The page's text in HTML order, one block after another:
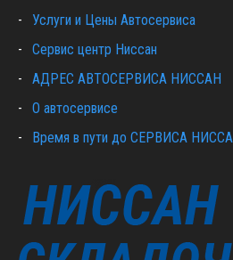
Услуги и Цены Автосервиса
Сервис центр Ниссан
АДРЕС АВТОСЕРВИСА НИССАН
О автосервисе
Время в пути до СЕРВИСА